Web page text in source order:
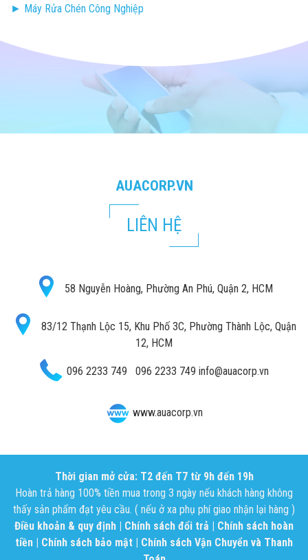
► Máy Rửa Chén Công Nghiệp
AUACORP.VN
LIÊN HỆ
58 Nguyễn Hoàng, Phường An Phú, Quận 2, HCM
83/12 Thạnh Lộc 15, Khu Phố 3C, Phường Thành Lộc, Quận
12, HCM
096 2233 749 096 2233 749 info@auacorp.vn
www.auacorp.vn
Thời gian mở cửa: T2 đến T7 từ 9h đến 19h
Hoàn trả hàng 100% tiền mua trong 3 ngày nếu khách hàng không
thấy sản phẩm đạt yêu cầu. ( nếu ở xa phụ phí giao nhận lại hàng )
Điều khoản & quy định | Chính sách đổi trả | Chính sách hoàn
tiền | Chính sách bảo mật | Chính sách Vận Chuyển và Thanh